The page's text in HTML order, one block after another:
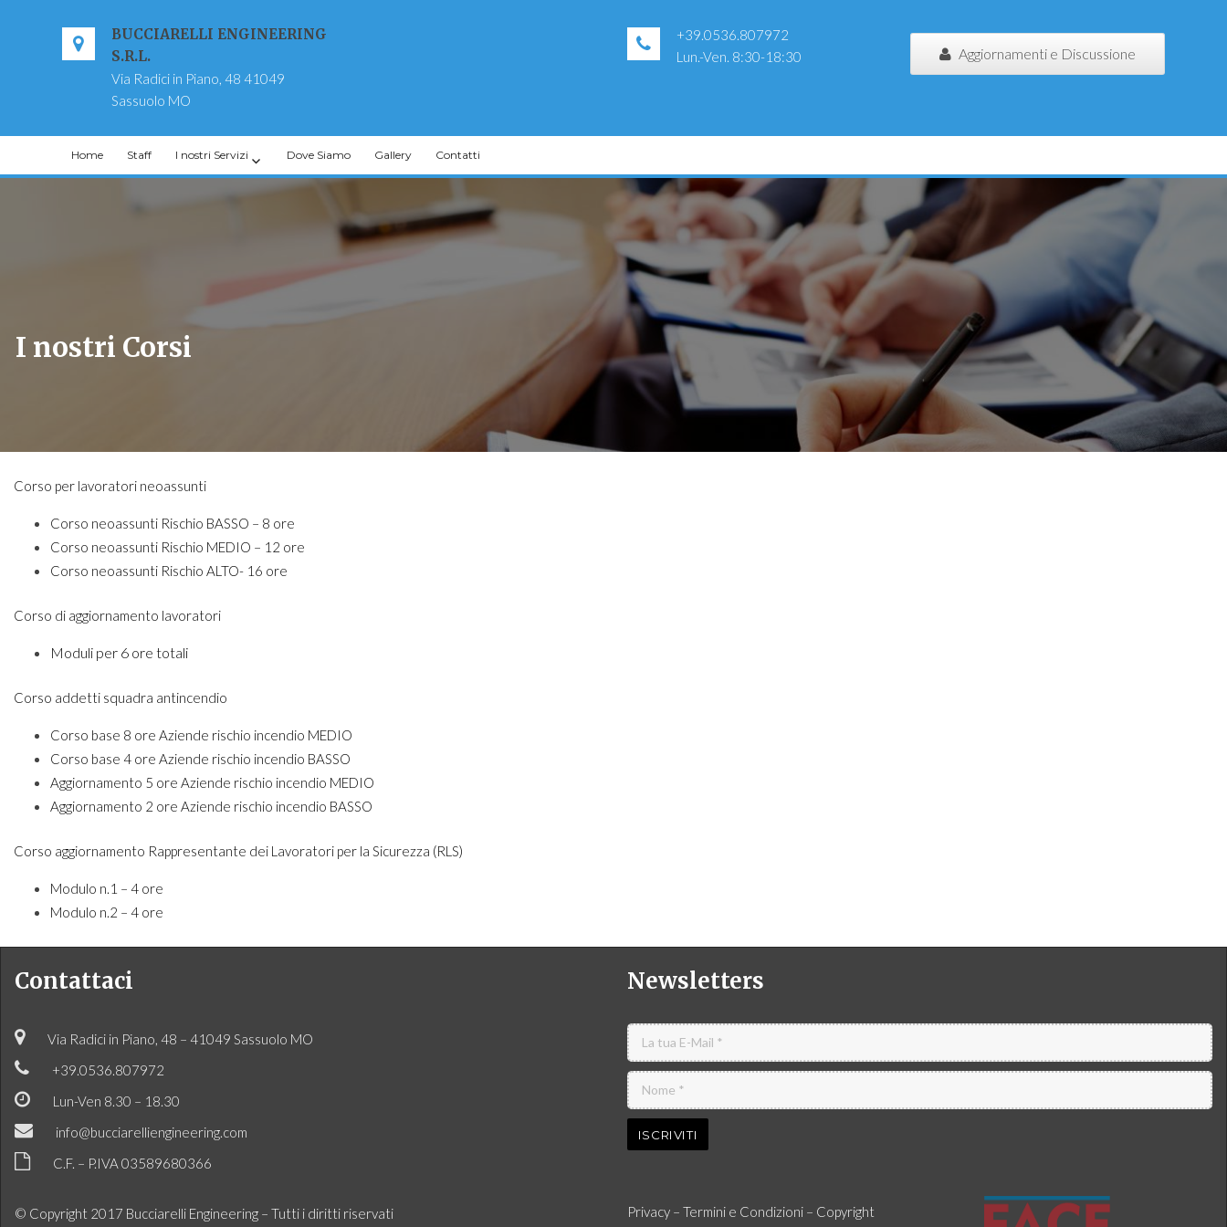
BUCCIARELLI ENGINEERING
S.R.L.
Via Radici in Piano, 48 41049
Sassuolo MO
+39.0536.807972
Lun.-Ven. 8:30-18:30
Aggiornamenti e Discussione
Home Staff I nostri Servizi Dove Siamo Gallery Contatti
I nostri Corsi
Corso per lavoratori neoassunti
Corso neoassunti Rischio BASSO – 8 ore
Corso neoassunti Rischio MEDIO – 12 ore
Corso neoassunti Rischio ALTO- 16 ore
Corso di aggiornamento lavoratori
Moduli per 6 ore totali
Corso addetti squadra antincendio
Corso base 8 ore Aziende rischio incendio MEDIO
Corso base 4 ore Aziende rischio incendio BASSO
Aggiornamento 5 ore Aziende rischio incendio MEDIO
Aggiornamento 2 ore Aziende rischio incendio BASSO
Corso aggiornamento Rappresentante dei Lavoratori per la Sicurezza (RLS)
Modulo n.1 – 4 ore
Modulo n.2 – 4 ore
Contattaci
Via Radici in Piano, 48 – 41049 Sassuolo MO
+39.0536.807972
Lun-Ven 8.30 – 18.30
info@bucciarelliengineering.com
C.F. – P.IVA 03589680366
© Copyright 2017 Bucciarelli Engineering – Tutti i diritti riservati
Newsletters
Privacy – Termini e Condizioni – Copyright